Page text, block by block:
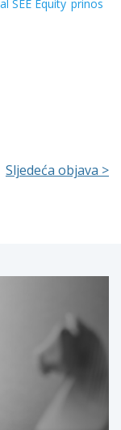
SEE Equity prinos
Sljedeća objava >